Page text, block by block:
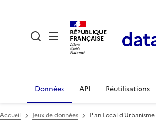
RÉPUBLIQUE
FRANÇAISE
Données API Réutilisations
Accueil Jeux de données Plan Local